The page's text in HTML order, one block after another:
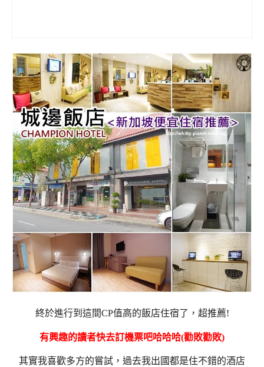
終於進行到這間CP值高的飯店住宿了，超推薦!
有興趣的讀者快去訂機票吧哈哈哈(勸敗勸敗)
其實我喜歡多方的嘗試，過去我出國都是住不錯的酒店